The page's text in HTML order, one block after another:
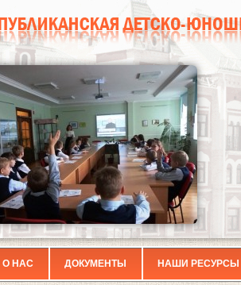
О НАС ДОКУМЕНТЫ НАШИ РЕСУРСЫ